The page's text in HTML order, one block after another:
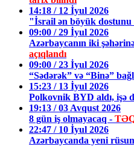
14:18 / 12 İyul 2026
"İsrail ən böyük
09:00 / 29 İyul 2026
Azərbaycanın iki
açıqlandı
09:00 / 23 İyul 2026
“Sədərək” və “Binə”
15:23 / 13 İyul 2026
Polkovnik BYD aldı, işə
19:13 / 03 Avqust 2026
8 gün iş olmayacaq -
22:47 / 10 İyul 2026
Azərbaycanda yeni